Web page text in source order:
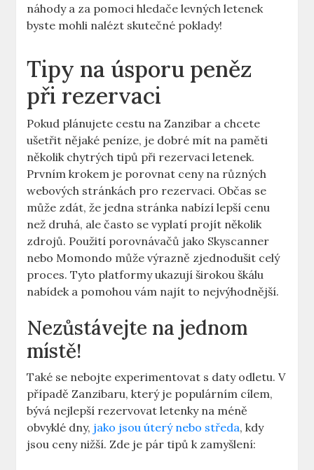
náhody a za pomoci hledače levných letenek
byste mohli nalézt skutečné poklady!
Tipy na úsporu peněz
při rezervaci
Pokud plánujete cestu na Zanzibar a chcete
ušetřit nějaké peníze, je dobré mít na paměti
několik chytrých tipů při rezervaci letenek.
Prvním krokem je porovnat ceny na různých
webových stránkách pro rezervaci. Občas se
může zdát, že jedna stránka nabízí lepší cenu
než druhá, ale často se vyplatí projít několik
zdrojů. Použití porovnávačů jako Skyscanner
nebo Momondo může výrazně zjednodušit celý
proces. Tyto platformy ukazují širokou škálu
nabídek a pomohou vám najít to nejvýhodnější.
Nezůstávejte na jednom
místě!
Také se nebojte experimentovat s daty odletu. V
případě Zanzibaru, který je populárním cílem,
bývá nejlepší rezervovat letenky na méně
obvyklé dny, jako jsou úterý nebo středa, kdy
jsou ceny nižší. Zde je pár tipů k zamyšlení: